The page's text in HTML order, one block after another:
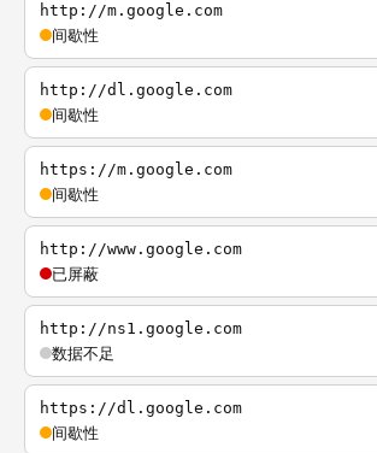
http://m.google.com
间歇性
http://dl.google.com
间歇性
https://m.google.com
间歇性
http://www.google.com
已屏蔽
http://ns1.google.com
数据不足
https://dl.google.com
间歇性